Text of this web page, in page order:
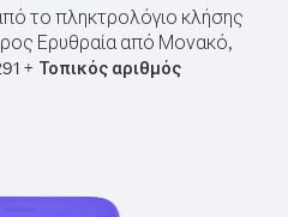
το πληκτρολόγιο κλήσης
Ερυθραία από Μονακό,
+ Τοπικός αριθμός